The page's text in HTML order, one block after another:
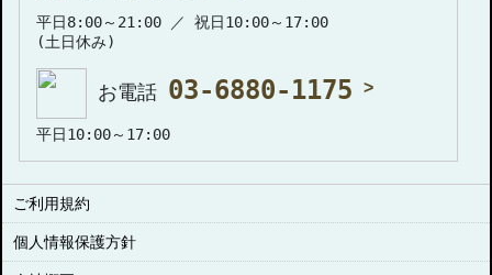
平日8:00～21:00 ／ 祝日10:00～17:00
(土日休み)
お電話 03-6880-1175
平日10:00～17:00
ご利用規約
個人情報保護方針